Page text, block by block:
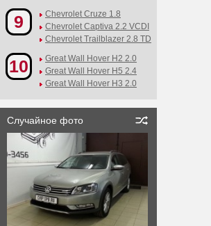
9
Chevrolet Cruze 1.8
Chevrolet Captiva 2.2 VCDI
Chevrolet Trailblazer 2.8 TD
10
Great Wall Hover H2 2.0
Great Wall Hover H5 2.4
Great Wall Hover H3 2.0
Случайное фото